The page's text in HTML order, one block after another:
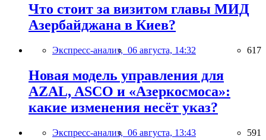
Что стоит за визитом главы МИД
Азербайджана в Киев?
Экспресс-анализ, 06 августа, 14:32 617
Новая модель управления для
AZAL, ASCO и «Азеркосмоса»:
какие изменения несёт указ?
Экспресс-анализ, 06 августа, 13:43 591